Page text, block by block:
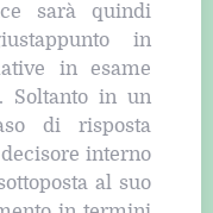
sarà quindi
in
in esame
Soltanto in un
di risposta
interno
al suo